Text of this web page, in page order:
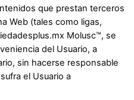
que prestan terceros
Web (tales como ligas,
Molusc™, se
del Usuario, a
sin hacerse responsable
el Usuario a